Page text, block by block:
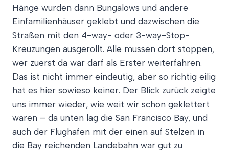
Hänge wurden dann Bungalows und andere
Einfamilienhäuser geklebt und dazwischen die
Straßen mit den 4-way- oder 3-way-Stop-
Kreuzungen ausgerollt. Alle müssen dort stoppen,
wer zuerst da war darf als Erster weiterfahren.
Das ist nicht immer eindeutig, aber so richtig eilig
hat es hier sowieso keiner. Der Blick zurück zeigte
uns immer wieder, wie weit wir schon geklettert
waren – da unten lag die San Francisco Bay, und
auch der Flughafen mit der einen auf Stelzen in
die Bay reichenden Landebahn war gut zu